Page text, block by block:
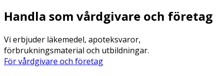
Handla som vårdgivare och företag
Vi erbjuder läkemedel, apoteksvaror,
förbrukningsmaterial och utbildningar.
För vårdgivare och företag